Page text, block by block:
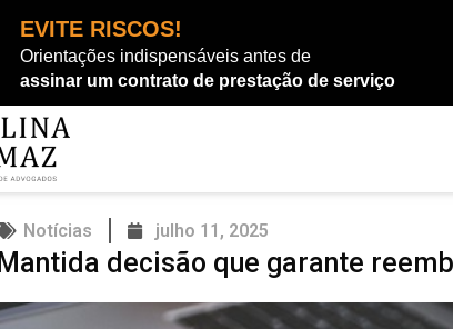
EVITE RISCOS!
Orientações indispensáveis antes de
assinar um contrato de prestação de serviço
Notícias julho 11, 2025
Mantida decisão que garante